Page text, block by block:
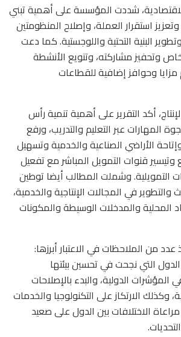
شددت المؤسسة على أهمية تبني
استقرار العملة، وإصلاح المنظومتين
البنية التحتية واللوجستية. كما دعت
وتحفيز مشاركته، وتنويع الأنشطة
مزايا وحوافز إضافية للقطاعات
أكد التقرير على أهمية تنمية رأس
المهارات عبر التعليم والتدريب، ورفع
الأراضي الصناعية والخدمية وتسهيل
وتيسير قنوات التمويل المباشر مع تفعيل
التمويلية. وشملت المطالب أيضا توطين
والتطوير في المجالات الإنتاجية والخدمية،
المحلية والمدخلات الوسيطة والمكونات
من الملاحظات في الاعتبار أبرزها:
التي نجحت في تحسين بيئتها
المؤشرات الدولية، والبدء بالإصلاحات
وكذلك الارتكاز على التكنولوجيا والخدمات
الاختلافات بين الدول على صعيد